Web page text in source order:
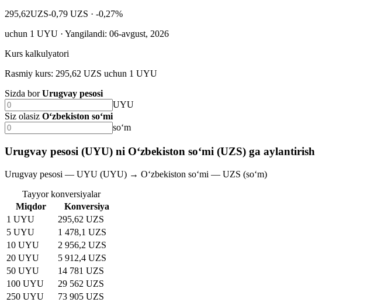
295,62UZS-0,79 UZS · -0,27%
uchun 1 UYU · Yangilandi: 06-avgust, 2026
Kurs kalkulyatori
Rasmiy kurs: 295,62 UZS uchun 1 UYU
Sizda bor Urugvay pesosi
UYU
Siz olasiz O‘zbekiston so‘mi
soʻm
Urugvay pesosi (UYU) ni O‘zbekiston so‘mi (UZS) ga aylantirish
Urugvay pesosi — UYU (UYU) → O‘zbekiston so‘mi — UZS (soʻm)
Tayyor konversiyalar
Miqdor
Konversiya
1 UYU
295,62 UZS
5 UYU
1 478,1 UZS
10 UYU
2 956,2 UZS
20 UYU
5 912,4 UZS
50 UYU
14 781 UZS
100 UYU
29 562 UZS
250 UYU
73 905 UZS